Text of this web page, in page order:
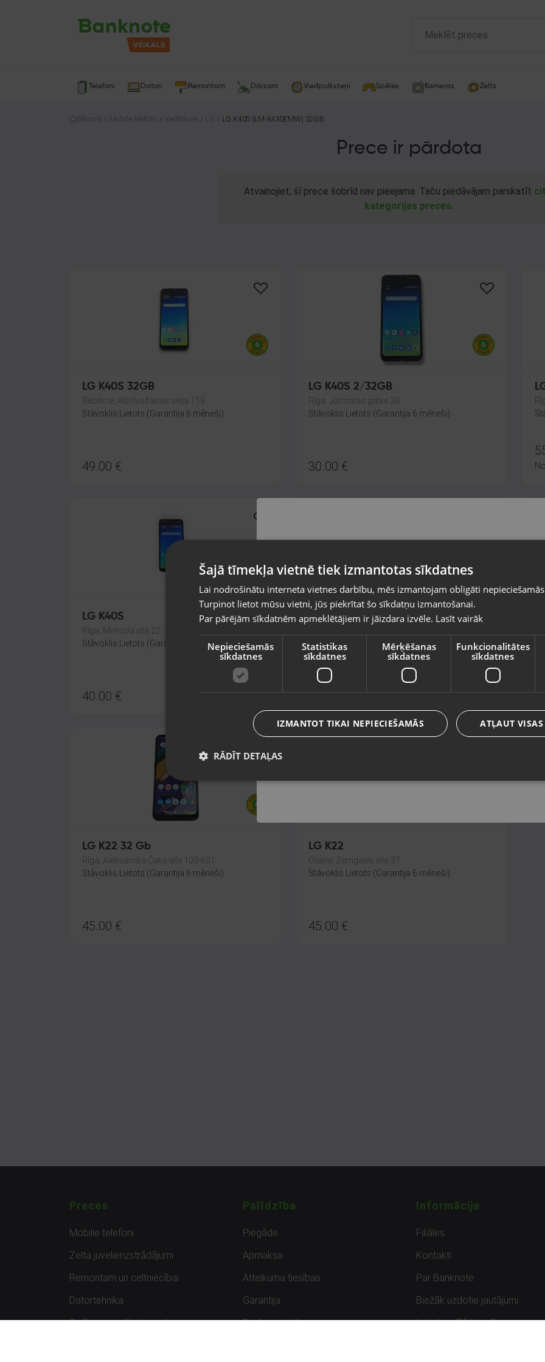
Telefoni Datori Remontam Dārzam Viedpulksteņi Spēles Kameras Zelts
Sākums Mobilie telefoni Viedtālruņi LG K40S (LM-X430EMW) 32GB
Prece ir pārdota
Atvainojiet, šī prece šobrīd nav pieejama. Taču piedāvājam parskatīt
kategorijas preces.
LG K40S 32GB
Rēzekne, Atbrīvošanas aleja 119
Stāvoklis Lietots (Garantija 6 mēneši)
49.00 €
LG K40S 2/32GB
Rīga, Jūrmalas gatve 30
Stāvoklis Lietots (Garantija 6 mēneši)
30.00 € No
LG K40S
Rīga, Melnsila iela 22
Stāvoklis Lietots (Garantija 6 mēneši)
40.00 €
LG K40S 2/32GB
Stāvoklis Lietots (Garantija 6 mēneši)
35.00€
LG K22 32 Gb
Rīga, Aleksandra Čaka iela 108-601
Stāvoklis Lietots (Garantija 6 mēneši)
45.00 €
LG K22
Olaine, Zemgales iela 37
Stāvoklis Lietots (Garantija 6 mēneši)
45.00 €
Preces
Mobilie telefoni
Zelta juvelierizstrādājumi
Remontam un celtniecībai
Datortehnika
Spēles un spēļu konsoles
Palīdzība
Piegāde
Apmaksa
Atteikuma tiesības
Garantija
Preču uzpirkšana
Informācija
Filiāles
Kontakti
Par Banknote
Biežāk uzdotie jautājumi
Lietots – Pārbaudīts
valsti
Vietnes saturs būs attēlots izvēlētajā valodā
Valsts
Valoda
Latviešu / Latvian
Šajā tīmekļa vietnē tiek izmantotas sīkdatnes
Lai nodrošinātu interneta vietnes darbību, mēs izmantojam obligāti
Turpinot lietot mūsu vietni, jūs piekrītat šo sīkdatņu izmantošanai.
Par pārējām sīkdatnēm apmeklētājiem ir jāizdara izvēle. Lasīt vairāk
Nepieciešamās
sīkdatnes
Statistikas
sīkdatnes
Mērķēšanas
sīkdatnes
Funkcionalitātes
sīkdatnes
ATĻAUT
IZMANTOT TIKAI NEPIECIEŠAMĀS
RĀDĪT DETAĻAS